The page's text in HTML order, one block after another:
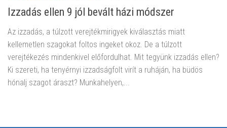
Izzadás ellen 9 jól bevált házi módszer
Az izzadás, a túlzott verejtékmirigyek kiválasztás miatt
kellemetlen szagokat foltos ingeket okoz. De a túlzott
verejtékezés mindenkivel előfordulhat. Mit tegyünk izzadás ellen?
Ki szereti, ha tenyérnyi izzadságfolt virít a ruháján, ha büdös
hónalj szagot áraszt? Munkahelyen,...